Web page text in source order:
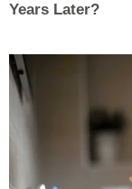
Years Later?